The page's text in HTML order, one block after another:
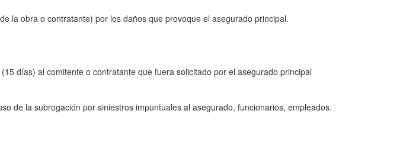
la obra o contratante) por los daños que provoque el asegurado principal.
días) al comitente o contratante que fuera solicitado por el asegurado principal
de la subrogación por siniestros impuntuales al asegurado, funcionarios, empleados.